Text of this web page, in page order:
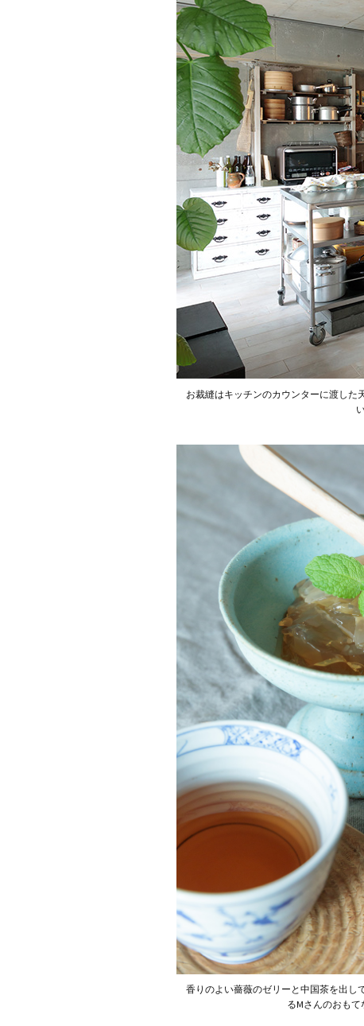
お裁縫はキッチンのカウンターに渡した
香りのよい薔薇のゼリーと中国茶を出し
るMさんのおもて